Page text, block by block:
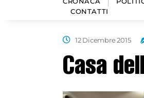
CONTATTI
12 Dicembre 2015
Casa